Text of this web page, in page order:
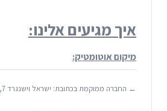
איך מגיעים אלינו:
מיקום אוטומטיק:
← החברה ממוקמת בכתובת: ישראל וישנגרד 7, בת ים.